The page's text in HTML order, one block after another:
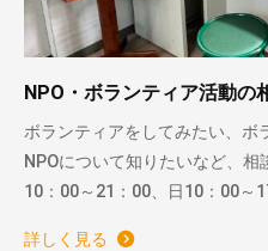
NPO・ボランティア活動の
ボランティアをしてみたい、ボ
NPOについて知りたいなど、
10：00～21：00、日10：00～
詳しく見る